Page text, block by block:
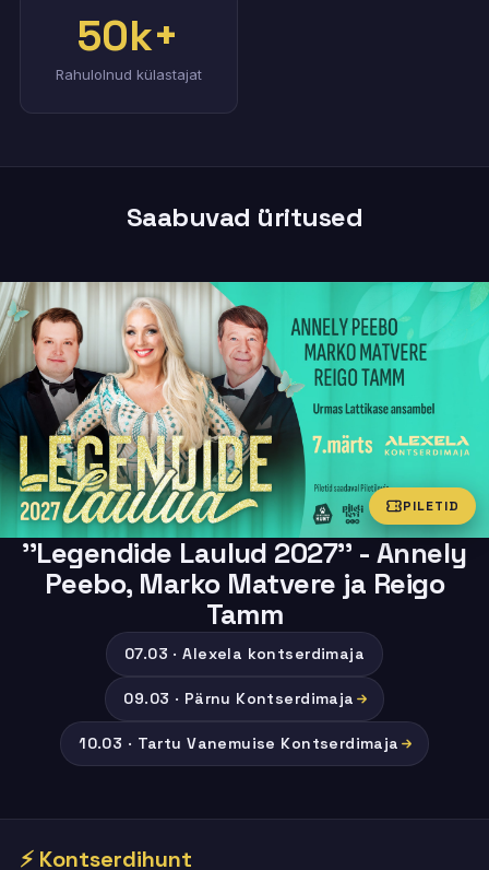
50k+
Rahulolnud külastajat
Saabuvad üritused
PILETID
''Legendide Laulud 2027'' - Annely
Peebo, Marko Matvere ja Reigo
Tamm
07.03 · Alexela kontserdimaja
09.03 · Pärnu Kontserdimaja
10.03 · Tartu Vanemuise Kontserdimaja
⚡ Kontserdihunt